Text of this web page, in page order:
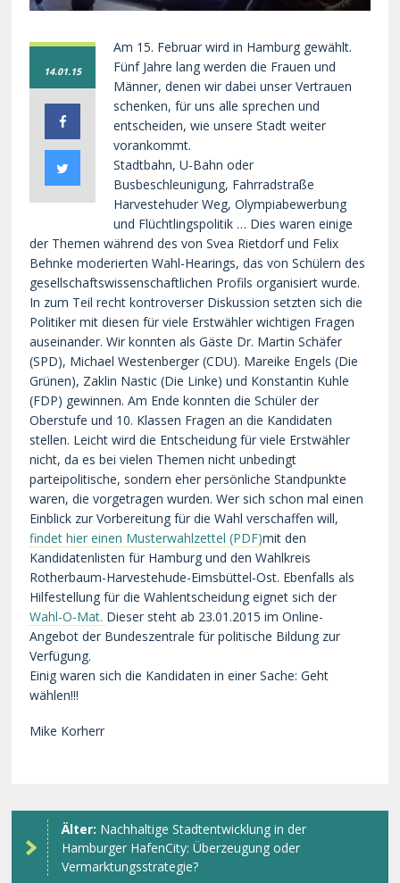
14.01.15
Am 15. Februar wird in Hamburg gewählt.
Fünf Jahre lang werden die Frauen und
Männer, denen wir dabei unser Vertrauen
schenken, für uns alle sprechen und
entscheiden, wie unsere Stadt weiter
vorankommt.
Stadtbahn, U-Bahn oder
Busbeschleunigung, Fahrradstraße
Harvestehuder Weg, Olympiabewerbung
und Flüchtlingspolitik … Dies waren einige
der Themen während des von Svea Rietdorf und Felix
Behnke moderierten Wahl-Hearings, das von Schülern des
gesellschaftswissenschaftlichen Profils organisiert wurde.
In zum Teil recht kontroverser Diskussion setzten sich die
Politiker mit diesen für viele Erstwähler wichtigen Fragen
auseinander. Wir konnten als Gäste Dr. Martin Schäfer
(SPD), Michael Westenberger (CDU). Mareike Engels (Die
Grünen), Zaklin Nastic (Die Linke) und Konstantin Kuhle
(FDP) gewinnen. Am Ende konnten die Schüler der
Oberstufe und 10. Klassen Fragen an die Kandidaten
stellen. Leicht wird die Entscheidung für viele Erstwähler
nicht, da es bei vielen Themen nicht unbedingt
parteipolitische, sondern eher persönliche Standpunkte
waren, die vorgetragen wurden. Wer sich schon mal einen
Einblick zur Vorbereitung für die Wahl verschaffen will,
findet hier einen Musterwahlzettel
mit den
Kandidatenlisten für Hamburg und den Wahlkreis
Rotherbaum-Harvestehude-Eimsbüttel-Ost. Ebenfalls als
Hilfestellung für die Wahlentscheidung eignet sich der
Wahl-O-Mat. Dieser steht ab 23.01.2015 im Online-
Angebot der Bundeszentrale für politische Bildung zur
Verfügung.
Einig waren sich die Kandidaten in einer Sache: Geht
wählen!!!
Mike Korherr
Älter: Nachhaltige Stadtentwicklung in der
Hamburger HafenCity: Überzeugung oder
Vermarktungsstrategie?